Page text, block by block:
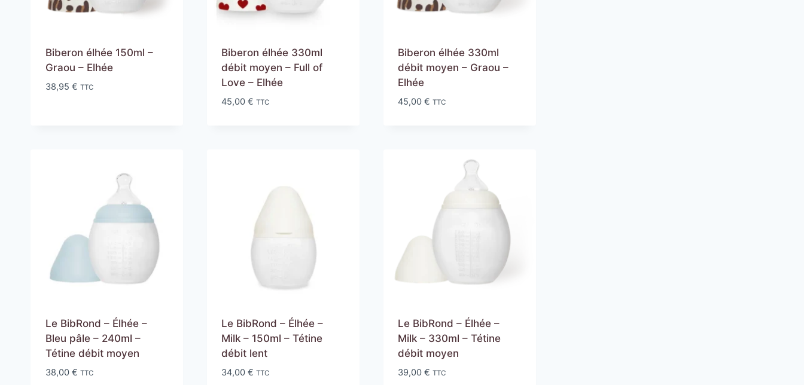
Biberon élhée 150ml –
Graou – Elhée
38,95 € TTC
Biberon élhée 330ml
débit moyen – Full of
Love – Elhée
45,00€ TTC
Biberon élhée 330ml
débit moyen – Graou –
Elhée
45,00€ TTC
Le BibRond – Élhée –
Bleu pâle – 240ml –
Tétine débit moyen
38,00 € TTC
Le BibRond – Élhée –
Milk – 150ml – Tétine
débit lent
34,00€ TTC
Le BibRond – Élhée –
Milk – 330ml – Tétine
débit moyen
39,00€ TTC